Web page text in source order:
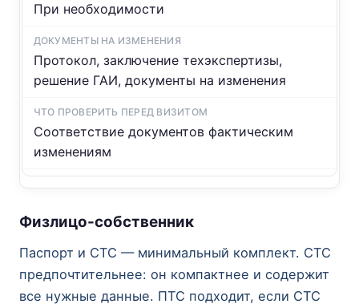
При необходимости
Протокол, заключение техэкспертизы,
решение ГАИ, документы на изменения
Соответствие документов фактическим
изменениям
Физлицо-собственник
Паспорт и СТС — минимальный комплект. СТС
предпочтительнее: он компактнее и содержит
все нужные данные. ПТС подходит, если СТС